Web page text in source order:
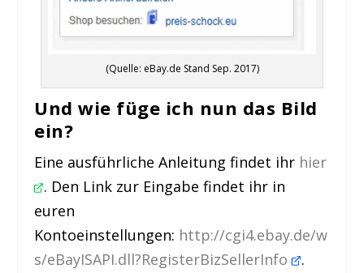
(Quelle: eBay.de Stand Sep. 2017)
Und wie füge ich nun das Bild
ein?
Eine ausführliche Anleitung findet ihr hier
. Den Link zur Eingabe findet ihr in
euren
Kontoeinstellungen: http://cgi4.ebay.de/w
s/eBayISAPI.dll?RegisterBizSellerInfo .